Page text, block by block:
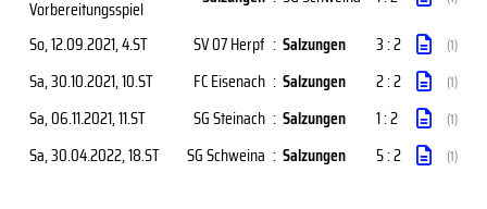
Vorbereitungsspiel
So, 12.09.2021, 4.ST SV 07 Herpf : Salzungen 3 : 2 (1)
Sa, 30.10.2021, 10.ST FC Eisenach : Salzungen 2 : 2 (1)
Sa, 06.11.2021, 11.ST SG Steinach : Salzungen 1 : 2 (1)
Sa, 30.04.2022, 18.ST SG Schweina : Salzungen 5 : 2 (1)